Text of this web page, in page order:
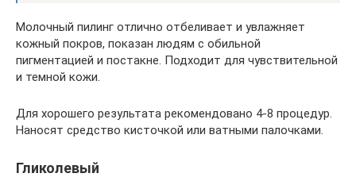
Молочный пилинг отлично отбеливает и увлажняет
кожный покров, показан людям с обильной
пигментацией и постакне. Подходит для чувствительной
и темной кожи.
Для хорошего результата рекомендовано 4-8 процедур.
Наносят средство кисточкой или ватными палочками.
Гликолевый